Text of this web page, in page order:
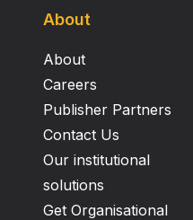
About
About
Careers
Publisher Partners
Contact Us
Our institutional
solutions
Get Organisational